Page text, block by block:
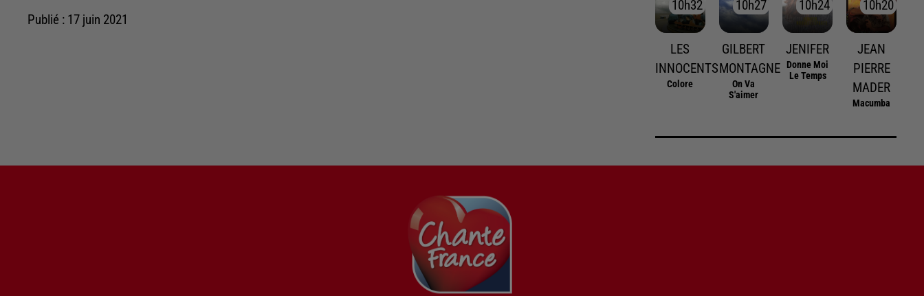
Publié : 17 juin 2021
10h32
10h32
LES
INNOCENTS
Colore
10h27
10h27
GILBERT
MONTAGNE
On Va
S'aimer
10h24
10h24
JENIFER
Donne Moi
Le Temps
10h20
10h20
JEAN
PIERRE
MADER
Macumba